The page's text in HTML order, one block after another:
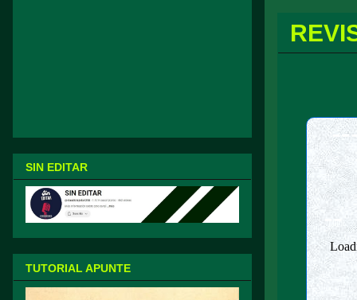
--
SIN EDITAR
TUTORIAL APUNTE